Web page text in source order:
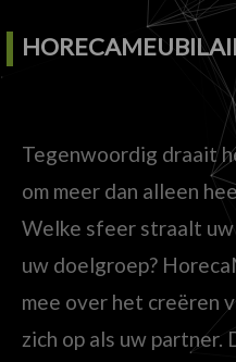
Tegenwoordig draait
om meer dan alleen
Welke sfeer straalt
uw doelgroep?
mee over het creëren
zich op als uw partner.